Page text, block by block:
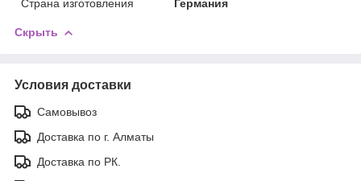
Страна изготовления Германия
Скрыть
Условия доставки
Самовывоз
Доставка по г. Алматы
Доставка по РК.